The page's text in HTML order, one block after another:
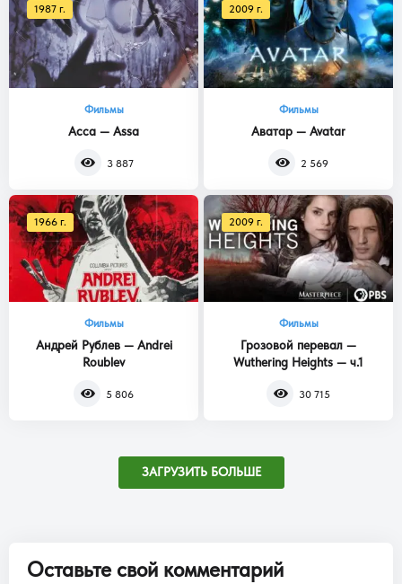
1987 г.
Фильмы
Асса — Assa
3 887
2009 г.
Фильмы
Аватар — Avatar
2 569
1966 г.
Фильмы
Андрей Рублев — Andrei
Roublev
5 806
2009 г.
Фильмы
Грозовой перевал —
Wuthering Heights — ч.1
30 715
ЗАГРУЗИТЬ БОЛЬШЕ
Оставьте свой комментарий